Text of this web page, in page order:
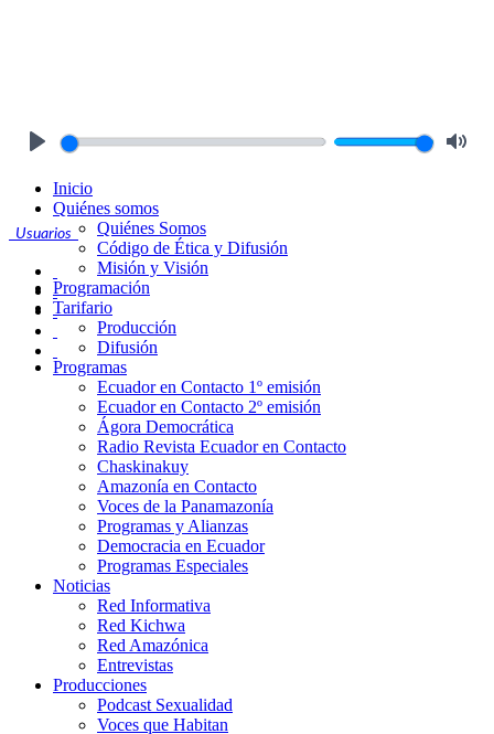
Usuarios
Inicio
Quiénes somos
Quiénes Somos
Código de Ética y Difusión
Misión y Visión
Programación
Tarifario
Producción
Difusión
Programas
Ecuador en Contacto 1º emisión
Ecuador en Contacto 2º emisión
Ágora Democrática
Radio Revista Ecuador en Contacto
Chaskinakuy
Amazonía en Contacto
Voces de la Panamazonía
Programas y Alianzas
Democracia en Ecuador
Programas Especiales
Noticias
Red Informativa
Red Kichwa
Red Amazónica
Entrevistas
Producciones
Podcast Sexualidad
Voces que Habitan